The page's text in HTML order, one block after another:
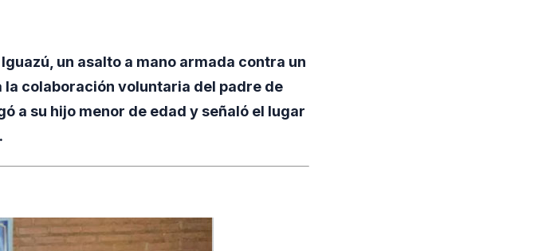
un asalto a mano armada contra un
colaboración voluntaria del padre de
a su hijo menor de edad y señaló el lugar